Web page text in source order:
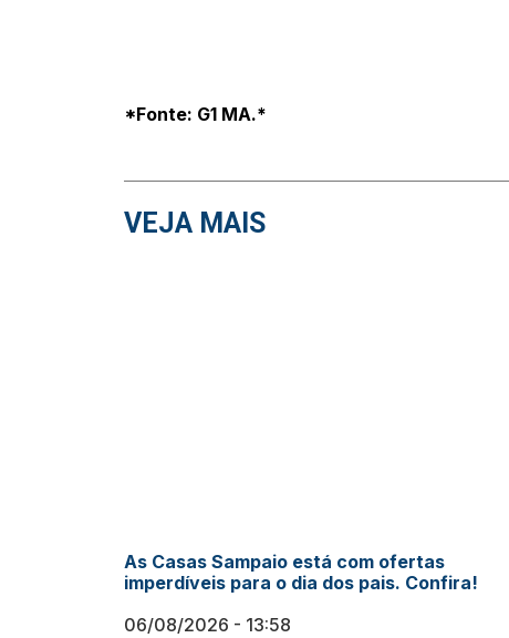
*Fonte: G1 MA.*
VEJA MAIS
As Casas Sampaio está com ofertas
imperdíveis para o dia dos pais. Confira!
06/08/2026
13:58